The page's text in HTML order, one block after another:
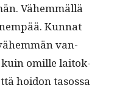
Vähem­mäl­lä
Kun­nat
van­
kuin omille laitok­
hoidon tasos­sa